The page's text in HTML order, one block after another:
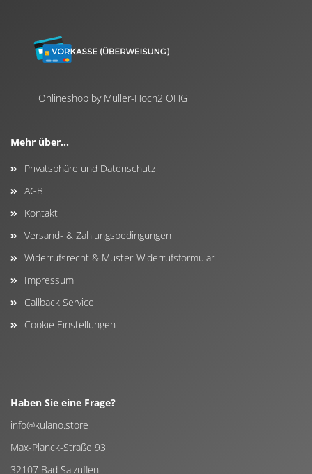
Onlineshop by Müller-Hoch2 OHG
Mehr über...
Privatsphäre und Datenschutz
AGB
Kontakt
Versand- & Zahlungsbedingungen
Widerrufsrecht & Muster-Widerrufsformular
Impressum
Callback Service
Cookie Einstellungen
Haben Sie eine Frage?
info@kulano.store
Max-Planck-Straße 93
32107 Bad Salzuflen